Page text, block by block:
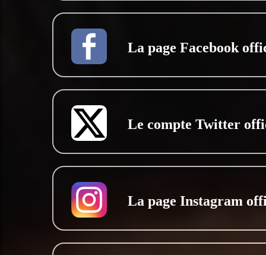
La page Facebook
Le compte Twitter
La page Instagram